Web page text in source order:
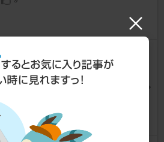
超絶閑話休題@G933Sを直せ
アルトワークス [HA36S]
malude damena ossanさん